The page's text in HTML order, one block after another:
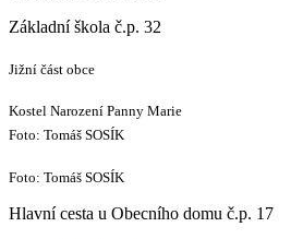
Základní škola č.p. 32
Jižní část obce
Kostel Narození Panny Marie
Foto: Tomáš SOSÍK
Foto: Tomáš SOSÍK
Hlavní cesta u Obecního domu č.p. 17